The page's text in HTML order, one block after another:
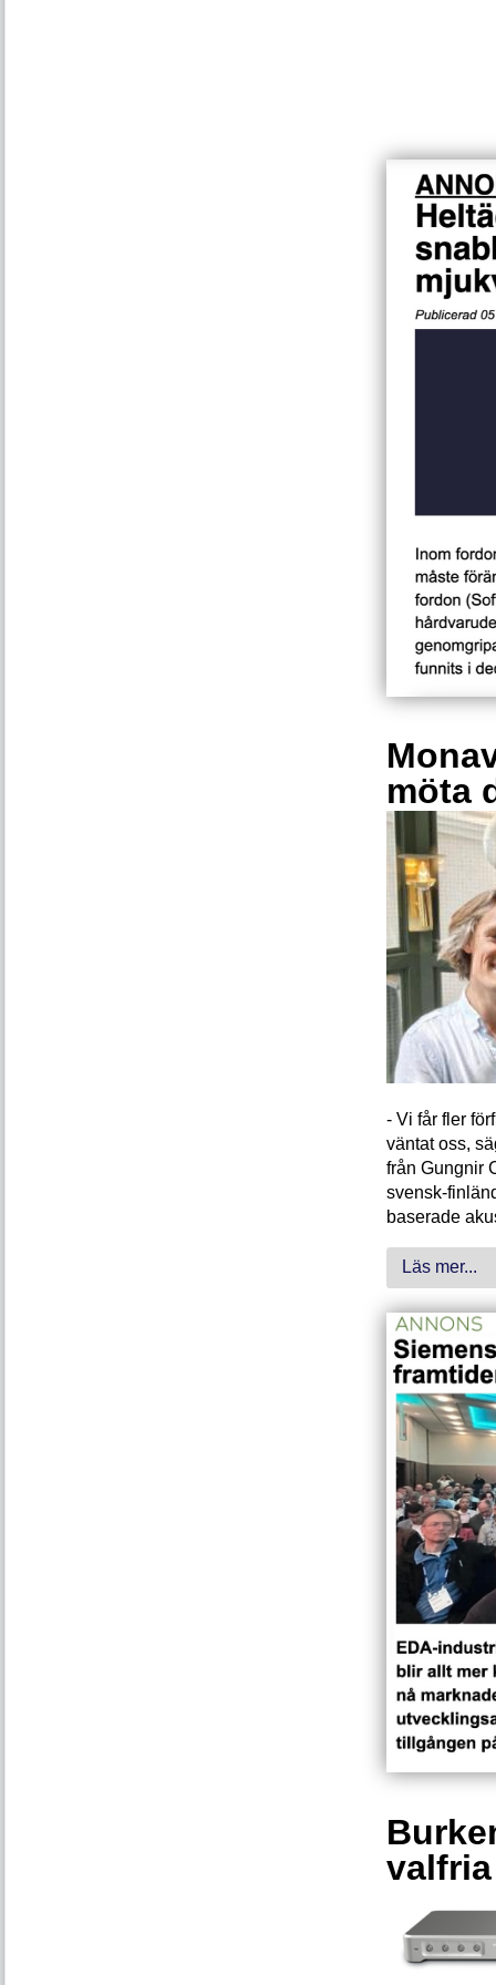
möta
- Vi får fler
väntat oss,
från Gungnir
svensk-
baserade
Läs mer...